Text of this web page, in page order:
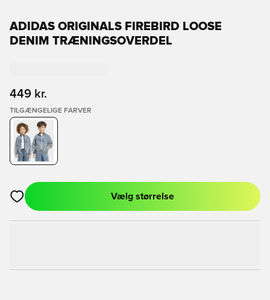
ADIDAS ORIGINALS FIREBIRD LOOSE
DENIM TRÆNINGSOVERDEL
449 kr.
TILGÆNGELIGE FARVER
Åbner en Modal til at logge ind eller tilmelde dig som medlem
Vælg størrelse